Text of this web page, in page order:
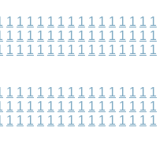
1 1 1 1 1 1 1 1 1 1 1 1 1 1 1
1 1 1 1 1 1 1 1 1 1 1 1 1 1 1
1 1 1 1 1 1 1 1 1 1 1 1 1 1 1
1 1 1 1 1 1 1 1 1 1 1 1 1 1 1
1 1 1 1 1 1 1 1 1 1 1 1 1 1 1
1 1 1 1 1 1 1 1 1 1 1 1 1 1 1